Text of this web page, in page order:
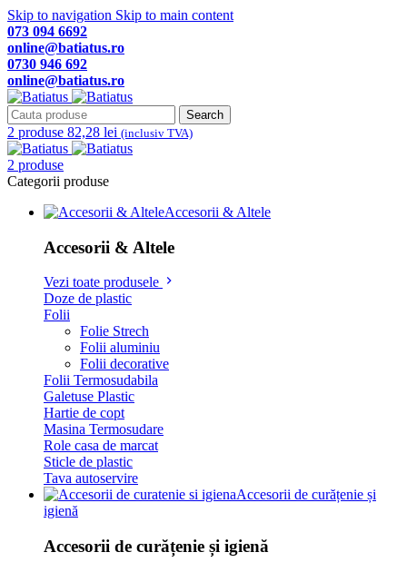
Skip to navigation Skip to main content
073 094 6692
online@batiatus.ro
0730 946 692
online@batiatus.ro
Search
2 produse 82,28 lei (inclusiv TVA)
2 produse
Categorii produse
Accesorii & Altele
Accesorii & Altele
Vezi toate produsele
Doze de plastic
Folii
Folie Strech
Folii aluminiu
Folii decorative
Folii Termosudabila
Galetuse Plastic
Hartie de copt
Masina Termosudare
Role casa de marcat
Sticle de plastic
Tava autoservire
Accesorii de curățenie și
igienă
Accesorii de curățenie și igienă